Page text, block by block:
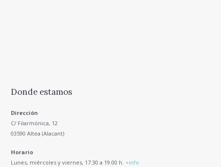
Donde estamos
Dirección
C/ Filarmónica, 12
03590 Altea (Alacant)
Horario
Lunes, miércoles y viernes, 17.30 a 19.00 h. +info